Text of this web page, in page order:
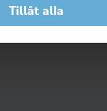
Tillåt alla